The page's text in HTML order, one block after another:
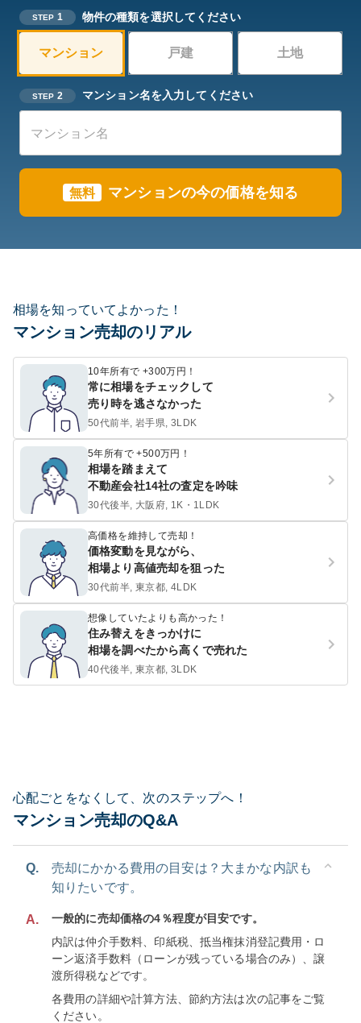
STEP 1 物件の種類を選択してください
マンション 戸建 土地
STEP 2 マンション名を入力してください
無料 マンションの今の価格を知る
相場を知っていてよかった！
マンション売却のリアル
10年所有で +300万円！
常に相場をチェックして
売り時を逃さなかった
50代前半, 岩手県, 3LDK
5年所有で +500万円！
相場を踏まえて
不動産会社14社の査定を吟味
30代後半, 大阪府, 1K・1LDK
高価格を維持して売却！
価格変動を見ながら、
相場より高値売却を狙った
30代前半, 東京都, 4LDK
想像していたよりも高かった！
住み替えをきっかけに
相場を調べたから高くで売れた
40代後半, 東京都, 3LDK
心配ごとをなくして、次のステップへ！
マンション売却のQ&A
Q.
売却にかかる費用の目安は？大まかな内訳も
知りたいです。
A.
一般的に売却価格の4％程度が目安です。
内訳は仲介手数料、印紙税、抵当権抹消登記費用・ロ
ーン返済手数料（ローンが残っている場合のみ）、譲
渡所得税などです。
各費用の詳細や計算方法、節約方法は次の記事をご覧
ください。